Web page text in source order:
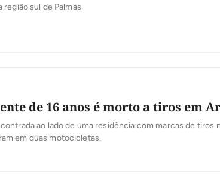
região sul de Palmas
de 16 anos é morto a tiros em
ao lado de uma residência com marcas de tiros
em duas motocicletas.